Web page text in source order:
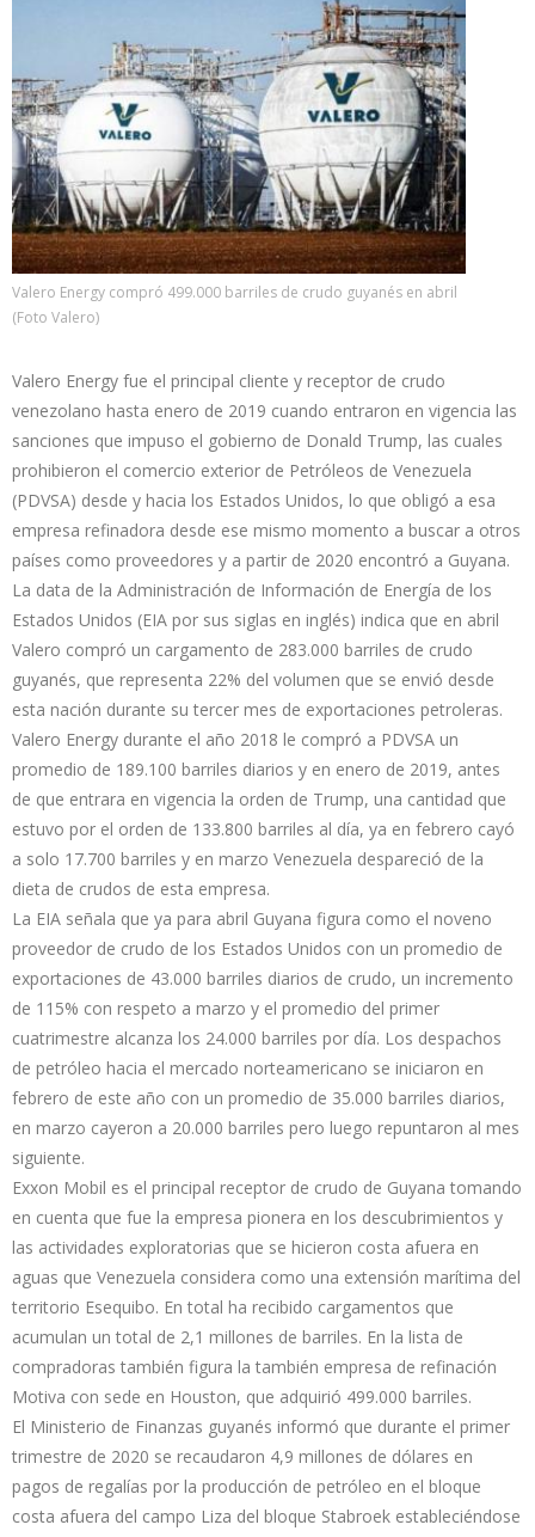
Valero Energy compró 499.000 barriles de crudo guyanés en abril
(Foto Valero)
Valero Energy fue el principal cliente y receptor de crudo
venezolano hasta enero de 2019 cuando entraron en vigencia las
sanciones que impuso el gobierno de Donald Trump, las cuales
prohibieron el comercio exterior de Petróleos de Venezuela
(PDVSA) desde y hacia los Estados Unidos, lo que obligó a esa
empresa refinadora desde ese mismo momento a buscar a otros
países como proveedores y a partir de 2020 encontró a Guyana.
La data de la Administración de Información de Energía de los
Estados Unidos (EIA por sus siglas en inglés) indica que en abril
Valero compró un cargamento de 283.000 barriles de crudo
guyanés, que representa 22% del volumen que se envió desde
esta nación durante su tercer mes de exportaciones petroleras.
Valero Energy durante el año 2018 le compró a PDVSA un
promedio de 189.100 barriles diarios y en enero de 2019, antes
de que entrara en vigencia la orden de Trump, una cantidad que
estuvo por el orden de 133.800 barriles al día, ya en febrero cayó
a solo 17.700 barriles y en marzo Venezuela despareció de la
dieta de crudos de esta empresa.
La EIA señala que ya para abril Guyana figura como el noveno
proveedor de crudo de los Estados Unidos con un promedio de
exportaciones de 43.000 barriles diarios de crudo, un incremento
de 115% con respeto a marzo y el promedio del primer
cuatrimestre alcanza los 24.000 barriles por día. Los despachos
de petróleo hacia el mercado norteamericano se iniciaron en
febrero de este año con un promedio de 35.000 barriles diarios,
en marzo cayeron a 20.000 barriles pero luego repuntaron al mes
siguiente.
Exxon Mobil es el principal receptor de crudo de Guyana tomando
en cuenta que fue la empresa pionera en los descubrimientos y
las actividades exploratorias que se hicieron costa afuera en
aguas que Venezuela considera como una extensión marítima del
territorio Esequibo. En total ha recibido cargamentos que
acumulan un total de 2,1 millones de barriles. En la lista de
compradoras también figura la también empresa de refinación
Motiva con sede en Houston, que adquirió 499.000 barriles.
El Ministerio de Finanzas guyanés informó que durante el primer
trimestre de 2020 se recaudaron 4,9 millones de dólares en
pagos de regalías por la producción de petróleo en el bloque
costa afuera del campo Liza del bloque Stabroek estableciéndose